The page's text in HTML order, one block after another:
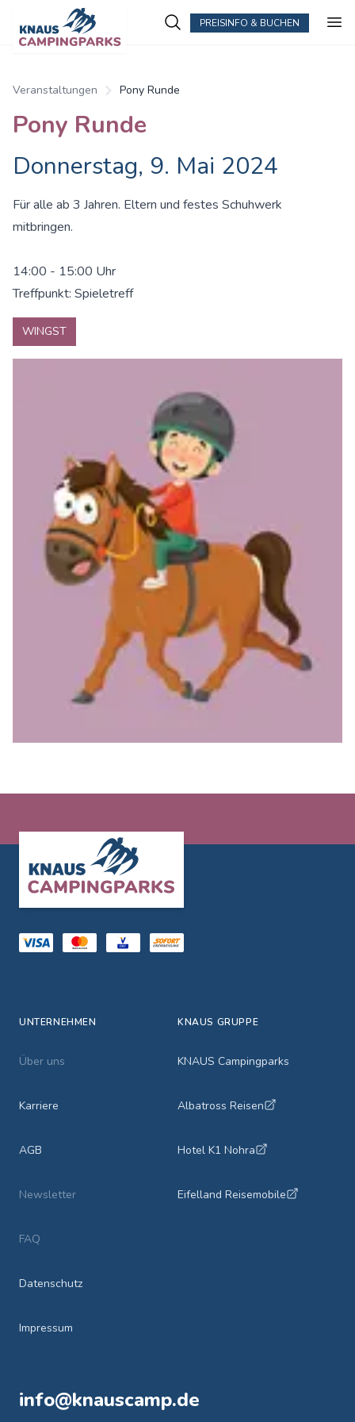
PREISINFO & BUCHEN
Veranstaltungen Pony Runde
Pony Runde
Donnerstag, 9. Mai 2024
Für alle ab 3 Jahren. Eltern und festes Schuhwerk
mitbringen.
14:00 - 15:00 Uhr
Treffpunkt: Spieletreff
WINGST
UNTERNEHMEN
Über uns
Karriere
AGB
Newsletter
FAQ
Datenschutz
Impressum
KNAUS GRUPPE
KNAUS Campingparks
Albatross Reisen
Hotel K1 Nohra
Eifelland Reisemobile
info@knauscamp.de